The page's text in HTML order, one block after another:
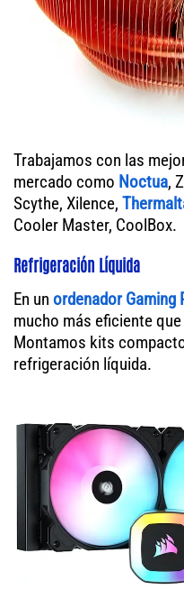
Trabajamos con las
mercado como Noctua,
Scythe, Xilence,
Cooler Master, CoolBox.
Refrigeración Líquida
En un ordenador Gaming
mucho más eficiente
Montamos kits
refrigeración líquida.